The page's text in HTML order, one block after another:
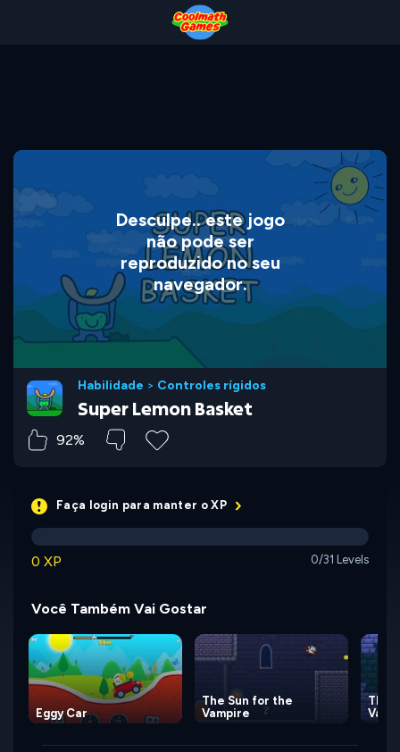
Desculpe.. este jogo
não pode ser
reproduzido no seu
navegador.
Habilidade > Controles rígidos
Super Lemon Basket
92%
Faça login para manter o XP
0 XP 0/31 Levels
Você Também Vai Gostar
Eggy Car
The Sun for the
Vampire
The